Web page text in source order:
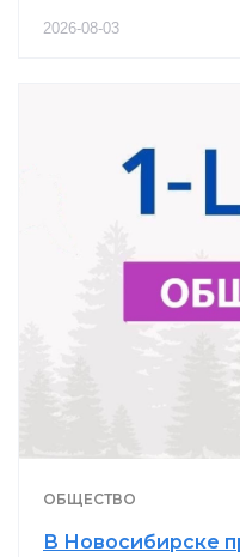
2026-08-03
ОБЩЕСТВО
В Новосибирске